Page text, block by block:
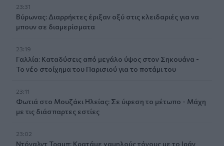
23:31
Βύρωνας: Διαρρήκτες έριξαν οξύ στις κλειδαριές για να
μπουν σε διαμερίσματα
23:19
Γαλλία: Καταδύσεις από μεγάλο ύψος στον Σηκουάνα -
Το νέο στοίχημα του Παρισιού για το ποτάμι του
23:11
Φωτιά στο Μουζάκι Ηλείας: Σε ύφεση το μέτωπο - Μάχη
με τις διάσπαρτες εστίες
23:02
Ντόναλντ Τραμπ: Κρατάμε χαμηλούς τόνους με το Ιράν